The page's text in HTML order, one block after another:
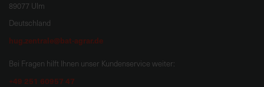
89077 Ulm
Deutschland
hug.zentrale@bat-agrar.de
Bei Fragen hilft Ihnen unser Kundenservice weiter:
+49 251 60957 47